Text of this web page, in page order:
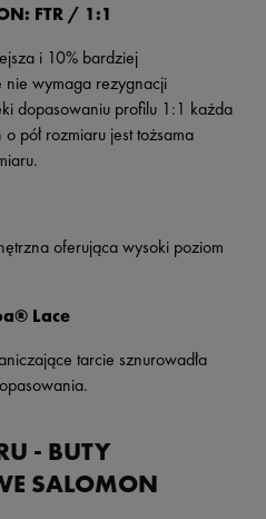
FTR / 1:1
i 10% bardziej
nie wymaga rezygnacji
dopasowaniu profilu 1:1 każda
pół rozmiaru jest tożsama
oferująca wysoki poziom
Lace
tarcie sznurowadła
- BUTY
SALOMON